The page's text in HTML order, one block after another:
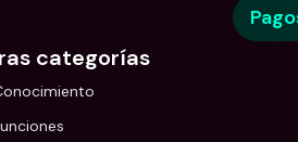
categorías